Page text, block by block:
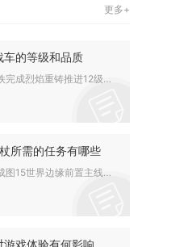
更多+
车的等级和品质
攻城掠地提升战车等级依靠陨铁完成烈焰重铸推进12级等级成长，...
所需的任务有哪些
获取普通古精灵权杖核心需完成图15世界边缘前置主线、古精灵语...
戏体验有何影响